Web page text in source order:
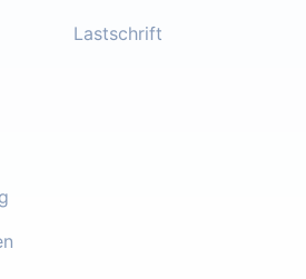
Lastschrift